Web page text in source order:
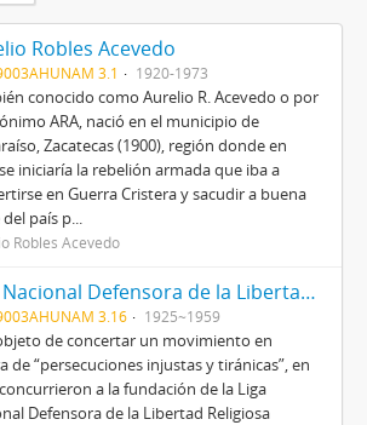
Robles Acevedo
3.1 1920-1973
conocido como Aurelio R. Acevedo o por
ARA, nació en el municipio de
Zacatecas (1900), región donde en
iniciaría la rebelión armada que iba a
en Guerra Cristera y sacudir a buena
país p...
Robles Acevedo
Liga Nacional Defensora de la Libertad Religiosa
3.16 1925~1959
de concertar un movimiento en
de “persecuciones injustas y tiránicas”, en
a la fundación de la Liga
Defensora de la Libertad Religiosa